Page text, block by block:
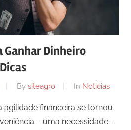
Ganhar Dinheiro
By siteagro In Noticias
financeira se tornou
– uma necessidade –